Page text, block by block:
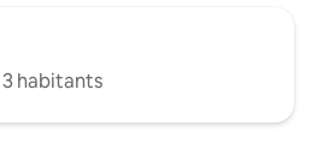
habitants